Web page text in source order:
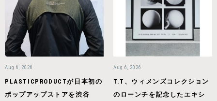
Aug 6, 2026
PLASTICPRODUCTが日本初の
ポップアップストアを渋谷
Aug 6, 2026
T.T、ウィメンズコレクション
のローンチを記念したエキシ